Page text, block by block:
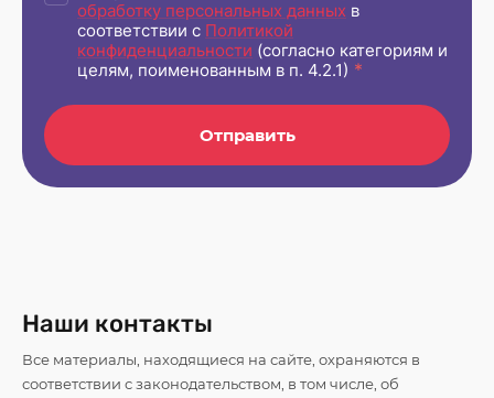
обработку персональных данных в
соответствии с Политикой
конфиденциальности (согласно категориям и
целям, поименованным в п. 4.2.1) *
Отправить
Наши контакты
Все материалы, находящиеся на сайте, охраняются в
соответствии с законодательством, в том числе, об